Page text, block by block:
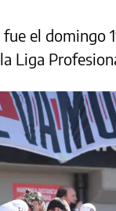
el domingo
Liga